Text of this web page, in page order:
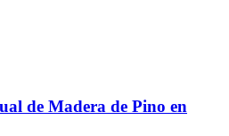
de Madera de Pino en